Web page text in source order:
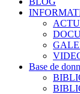
Base de